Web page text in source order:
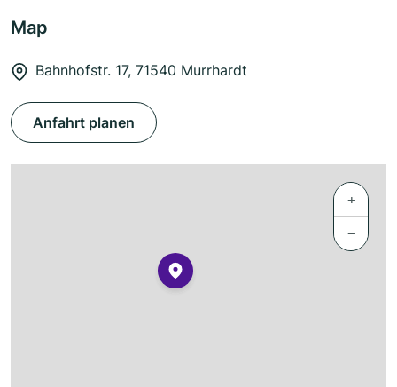
Map
Bahnhofstr. 17, 71540 Murrhardt
Anfahrt planen
+
−